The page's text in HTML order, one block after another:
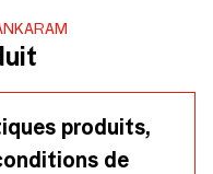
x 705 cm.
produits,
de